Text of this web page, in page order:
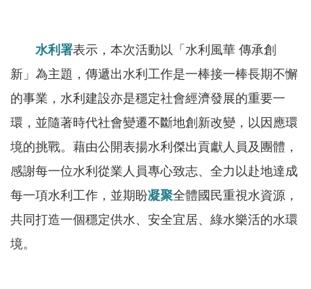
水利署表示，本次活動以「水利風華 傳承創
新」為主題，傳遞出水利工作是一棒接一棒長期不懈
的事業，水利建設亦是穩定社會經濟發展的重要一
環，並隨著時代社會變遷不斷地創新改變，以因應環
境的挑戰。藉由公開表揚水利傑出貢獻人員及團體，
感謝每一位水利從業人員專心致志、全力以赴地達成
每一項水利工作，並期盼凝聚全體國民重視水資源，
共同打造一個穩定供水、安全宜居、綠水樂活的水環
境。